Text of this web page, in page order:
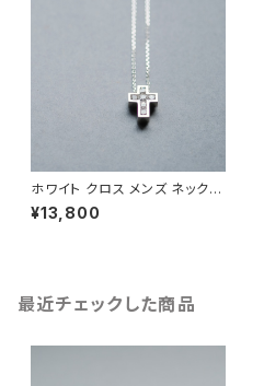
ホワイト クロス メンズ ネックレ
ス シルバー925
¥13,800
最近チェックした商品